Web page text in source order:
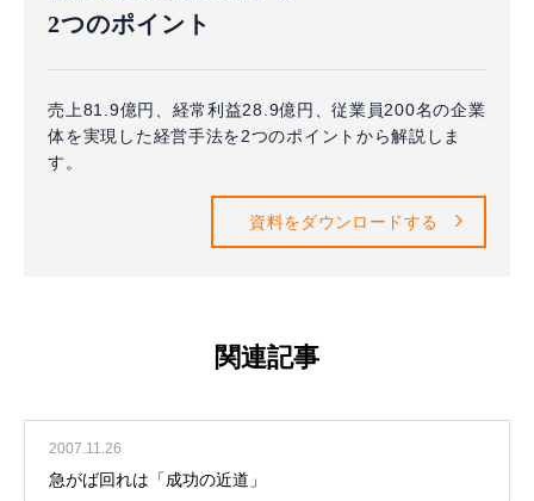
2つのポイント
売上81.9億円、経常利益28.9億円、従業員200名の企業
体を実現した経営手法を2つのポイントから解説しま
す。
資料をダウンロードする
関連記事
2007.11.26
急がば回れは「成功の近道」